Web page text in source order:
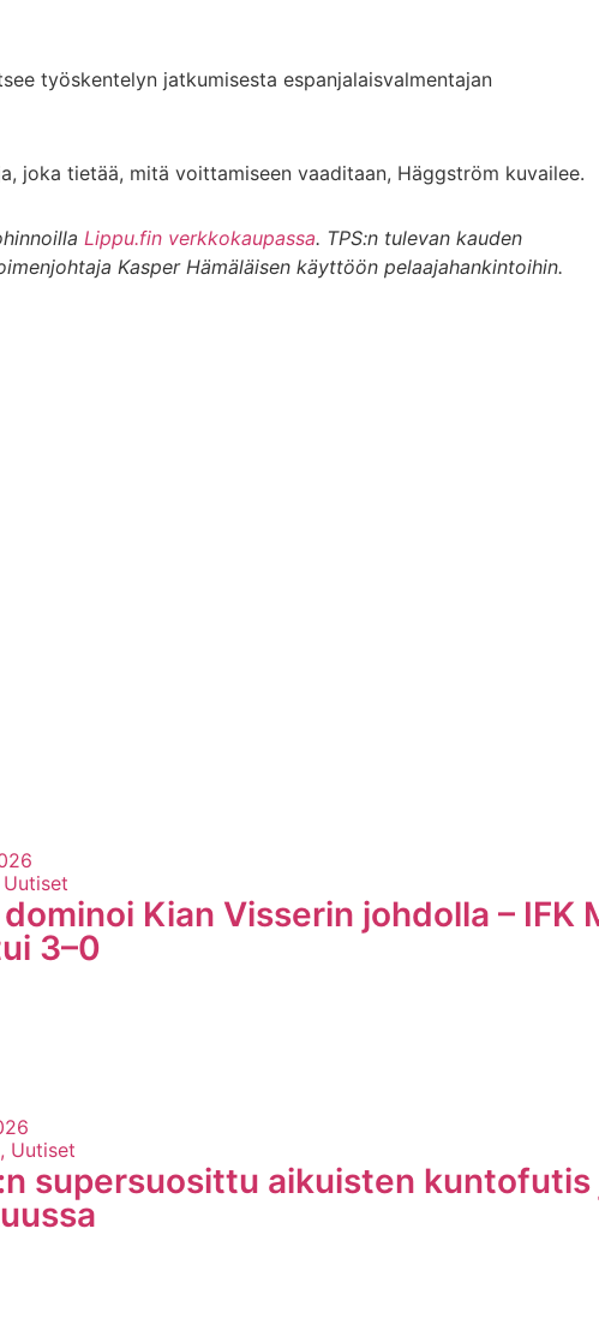
työskentelyn jatkumisesta espanjalaisvalmentajan
joka tietää, mitä voittamiseen vaaditaan, Häggström kuvailee.
Lippu.fin verkkokaupassa. TPS:n tulevan kauden
Kasper Hämäläisen käyttöön pelaajahankintoihin.
dominoi Kian Visserin johdolla – IFK
3–0
Uutiset
supersuosittu aikuisten